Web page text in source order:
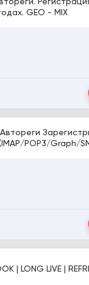
GEO - MIX
POP3/Graph/
| LONG LIVE |